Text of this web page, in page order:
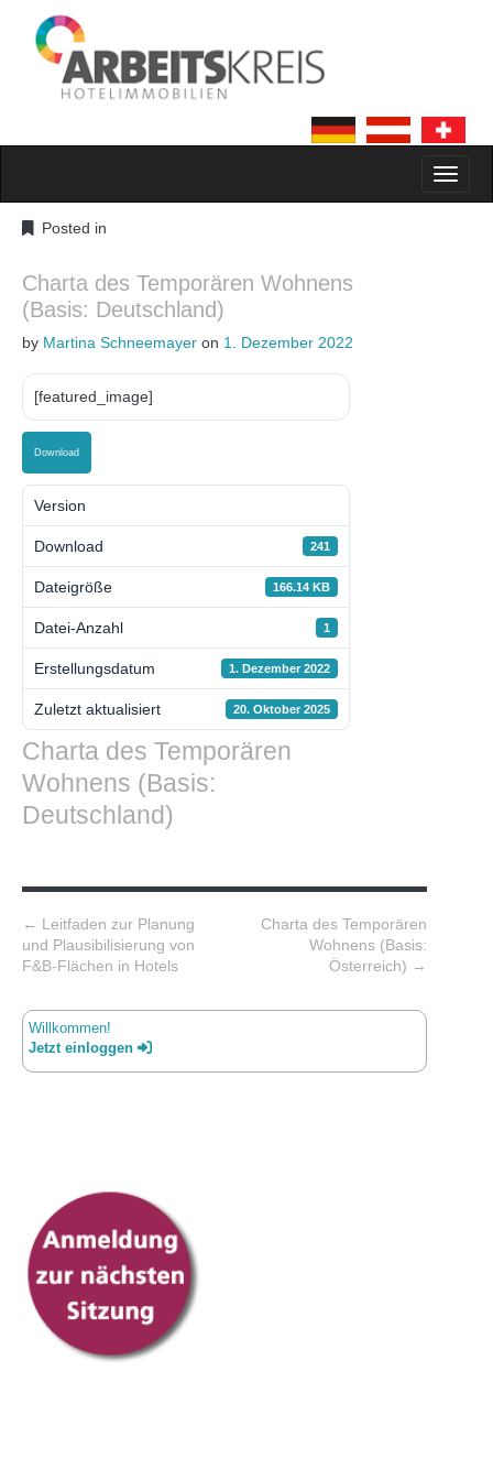
Posted in
Charta des Temporären Wohnens
(Basis: Deutschland)
by Martina Schneemayer on 1. Dezember 2022
[featured_image]
Download
Version
Download 241
Dateigröße 166.14 KB
Datei-Anzahl 1
Erstellungsdatum 1. Dezember 2022
Zuletzt aktualisiert 20. Oktober 2025
Charta des Temporären
Wohnens (Basis:
Deutschland)
Post navigation
← Leitfaden zur Planung
und Plausibilisierung von
F&B-Flächen in Hotels
Charta des Temporären
Wohnens (Basis:
Österreich) →
Willkommen!
Jetzt einloggen